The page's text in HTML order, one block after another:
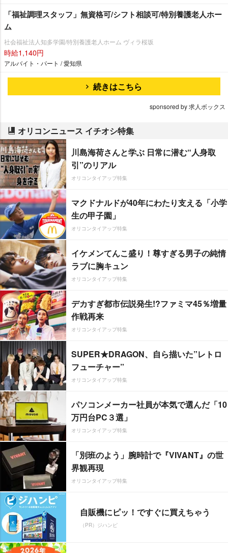
「福祉調理スタッフ」無資格可/シフト相談可/特別養護老人ホー
ム
社会福祉法人知多学園/特別養護老人ホーム ヴィラ桜坂
時給1,140円
アルバイト・パート / 愛知県
続きはこちら
sponsored by 求人ボックス
オリコンニュース イチオシ特集
川島海荷さんと学ぶ 日常に潜む“人身取
引”のリアル
オリコンタイアップ特集
マクドナルドが40年にわたり支える「小学
生の甲子園」
オリコンタイアップ特集
イケメンてんこ盛り！尊すぎる男子の純情
ラブに胸キュン
オリコンタイアップ特集
デカすぎ都市伝説発生!?ファミマ45％増量
作戦再来
オリコンタイアップ特集
SUPER★DRAGON、自ら描いた”レトロ
フューチャー”
オリコンタイアップ特集
パソコンメーカー社員が本気で選んだ「10
万円台PC３選」
オリコンタイアップ特集
「別班のよう」腕時計で『VIVANT』の世
界観再現
オリコンタイアップ特集
自販機にピッ！ですぐに買えちゃう
（PR）ジハンピ